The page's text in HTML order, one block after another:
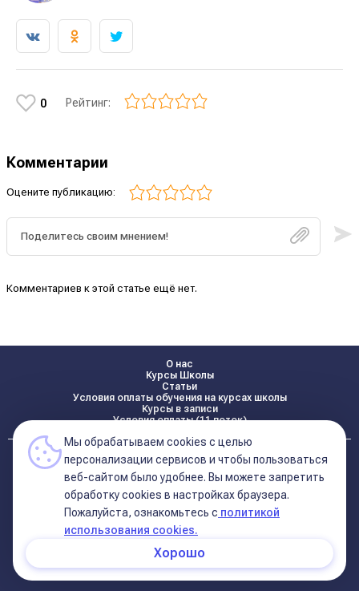
0 Рейтинг:
Комментарии
Оцените публикацию:
Комментариев к этой статье ещё нет.
О нас
Курсы Школы
Статьи
Условия оплаты обучения на курсах школы
Курсы в записи
Условия оплаты (11 поток)
Реквизиты
Контакты
Политика конфиденциальности
+7 495 681 02 96
11-ый Дом© 2026 Школа Астрологии
Катерины Дятловой 11-ый Дом
Мы обрабатываем cookies с целью
персонализации сервисов и чтобы пользоваться
веб-сайтом было удобнее. Вы можете запретить
обработку сookies в настройках браузера.
Пожалуйста, ознакомьтесь с политикой
использования cookies.
Хорошо